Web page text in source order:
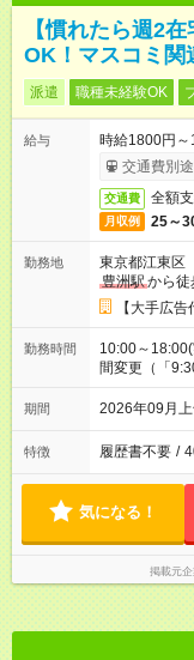
【慣れたら週2
OK！マスコミ関
派遣 職種未経験OK
給与
時給1800円
交通費別
交通費 全額
月収例 25～
勤務地
東京都江東区
豊洲駅から徒
【大手広
勤務時間
10:00～
間変更（「
期間 2026年09月
特徴 履歴書不要 /
気になる！
掲載元企